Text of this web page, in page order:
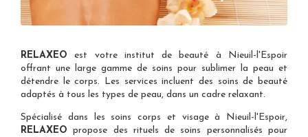
RELAXEO est votre institut de beauté à Nieuil-l'Espoir
offrant une large gamme de soins pour sublimer la peau et
détendre le corps. Les services incluent des soins de beauté
adaptés à tous les types de peau, dans un cadre relaxant.
Spécialisé dans les soins corps et visage à Nieuil-l'Espoir,
RELAXEO propose des rituels de soins personnalisés pour